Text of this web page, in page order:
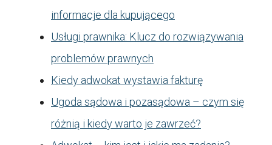
informacje dla kupującego
Usługi prawnika: Klucz do rozwiązywania
problemów prawnych
Kiedy adwokat wystawia fakturę
Ugoda sądowa i pozasądowa – czym się
różnią i kiedy warto je zawrzeć?